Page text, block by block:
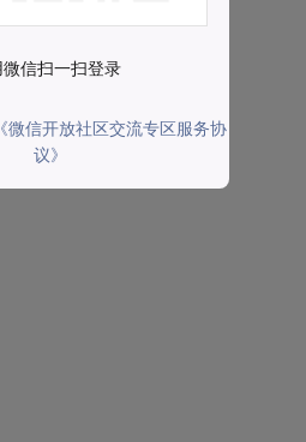
信扫一扫登录
《微信开放社区交流专区服务协
议》